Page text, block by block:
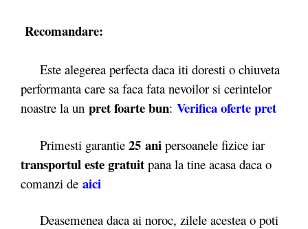
Recomandare:
Este alegerea perfecta daca iti doresti o chiuveta
performanta care sa faca fata nevoilor si cerintelor
noastre la un pret foarte bun: Verifica oferte pret
Primesti garantie 25 ani persoanele fizice iar
transportul este gratuit pana la tine acasa daca o
comanzi de aici
Deasemenea daca ai noroc, zilele acestea o poti